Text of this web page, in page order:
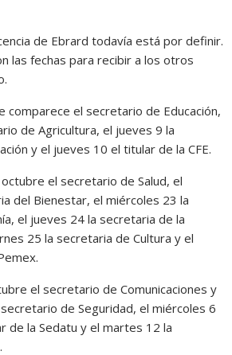
de Ebrard todavía está por definir.
las fechas para recibir a los otros
comparece el secretario de Educación,
de Agricultura, el jueves 9 la
y el jueves 10 el titular de la CFE.
el secretario de Salud, el
del Bienestar, el miércoles 23 la
el jueves 24 la secretaria de la
25 la secretaria de Cultura y el
el secretario de Comunicaciones y
de Seguridad, el miércoles 6
de la Sedatu y el martes 12 la